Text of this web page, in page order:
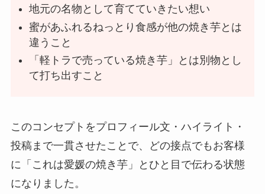
地元の名物として育てていきたい想い
蜜があふれるねっとり食感が他の焼き芋とは
違うこと
「軽トラで売っている焼き芋」とは別物とし
て打ち出すこと
このコンセプトをプロフィール文・ハイライト・
投稿まで一貫させたことで、どの接点でもお客様
に「これは愛媛の焼き芋」とひと目で伝わる状態
になりました。